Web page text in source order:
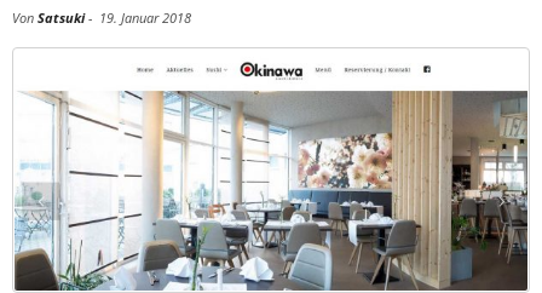
Von Satsuki- 19. Januar 2018